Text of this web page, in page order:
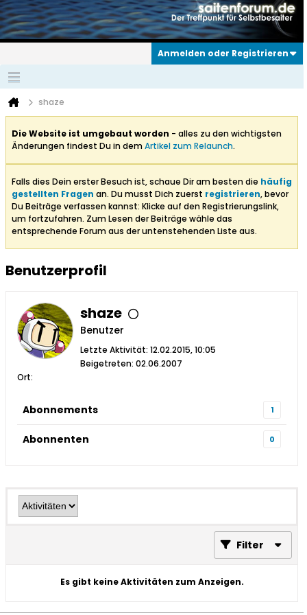
Anmelden oder Registrieren
shaze
Die Website ist umgebaut worden - alles zu den wichtigsten
Änderungen findest Du in demArtikel zum Relaunch.
Falls dies Dein erster Besuch ist, schaue Dir am besten die häufig
gestellten Fragen an. Du musst Dich zuerst registrieren, bevor
Du Beiträge verfassen kannst: Klicke auf den Registrierungslink,
um fortzufahren. Zum Lesen der Beiträge wähle das
entsprechende Forum aus der untenstehenden Liste aus.
Benutzerprofil
shaze
Benutzer
Letzte Aktivität: 12.02.2015, 10:05
Beigetreten: 02.06.2007
Ort:
Abonnements 1
Abonnenten 0
Filter
Es gibt keine Aktivitäten zum Anzeigen.